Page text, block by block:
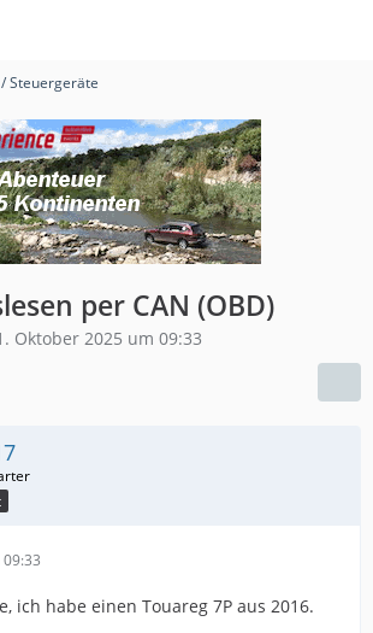
Steuergeräte
per CAN (OBD)
Oktober 2025 um 09:33
ich habe einen Touareg 7P aus 2016.